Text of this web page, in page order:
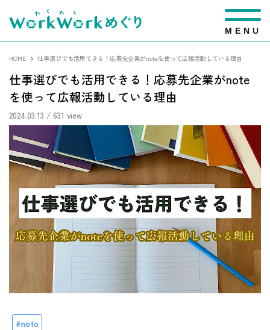
M E N U
HOME 仕事選びでも活用できる！応募先企業がnoteを使って広報活動している理由
仕事選びでも活用できる！応募先企業がnote
を使って広報活動している理由
2024.03.13 / 631 view
noto